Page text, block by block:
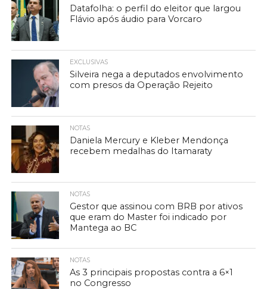
Datafolha: o perfil do eleitor que largou
Flávio após áudio para Vorcaro
EXCLUSIVAS
Silveira nega a deputados envolvimento
com presos da Operação Rejeito
NOTAS
Daniela Mercury e Kleber Mendonça
recebem medalhas do Itamaraty
NOTAS
Gestor que assinou com BRB por ativos
que eram do Master foi indicado por
Mantega ao BC
NOTAS
As 3 principais propostas contra a 6×1
no Congresso